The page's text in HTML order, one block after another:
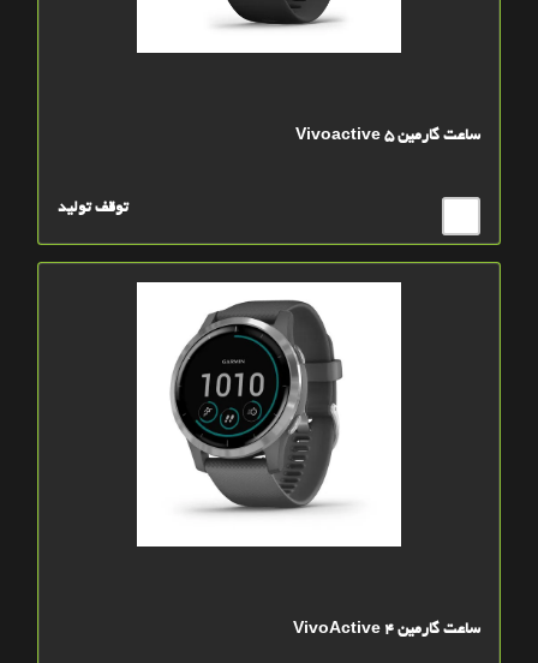
ساعت گارمین Vivoactive 5
توقف تولید
ساعت گارمين VivoActive 4